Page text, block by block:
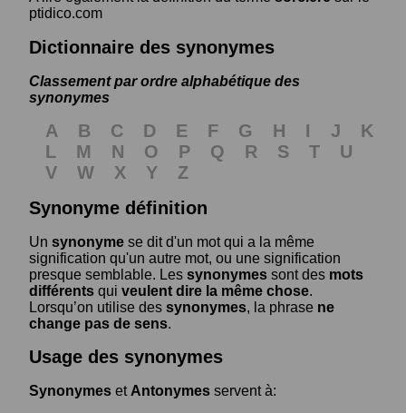
ptidico.com
Dictionnaire des synonymes
Classement par ordre alphabétique des
synonymes
A B C D E F G H I J
K
L
M N O P Q R S T
U
V
W X Y
Z
Synonyme définition
Un synonyme se dit d'un mot qui a la même
signification qu'un autre mot, ou une signification
presque semblable. Les synonymes sont des mots
différents qui veulent dire la même chose.
Lorsqu’on utilise des synonymes, la phrase ne
change pas de sens.
Usage des synonymes
Synonymes et Antonymes servent à: